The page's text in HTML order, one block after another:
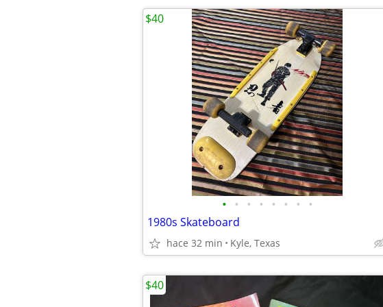
• • • • • • • •
1980s Skateboard
hace 32 min Kyle, Texas
$40
$40